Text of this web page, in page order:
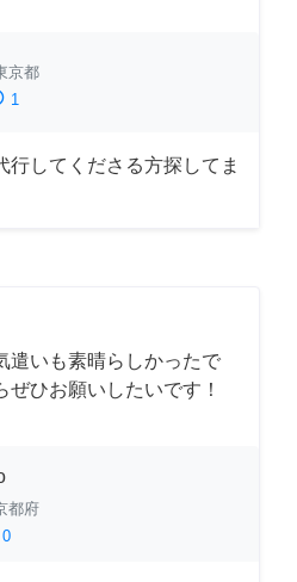
京都
1
行してくださる方探してま
遣いも素晴らしかったで
ひお願いしたいです！
都府
0